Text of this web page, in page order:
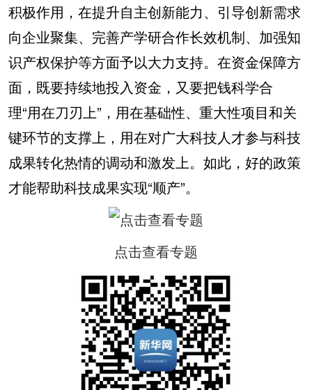
积极作用，在提升自主创新能力、引导创新需求
向企业聚集、完善产学研合作长效机制、加强知
识产权保护等方面予以大力支持。在资金保障方
面，既要持续地投入资金，又要把钱科学合
理“用在刀刃上”，用在基础性、重大性项目和关
键环节的支撑上，用在对广大科技人才参与科技
成果转化热情的调动和激发上。如此，好的政策
才能帮助科技成果实现“顺产”。
点击查看专题